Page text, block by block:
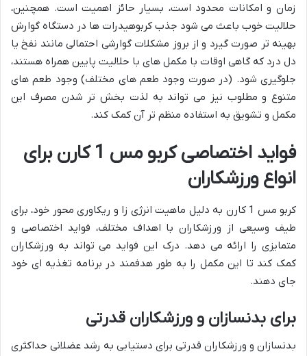
زمان و امکانات محدود است، بسیار حائز اهمیت است. همچنین،
حلالیت خوب باعث می شود جذب کربوهیدرات ها در دستگاه گوارش
بهینه تر صورت گیرد و از بروز مشکلات گوارشی احتمالی مانند نفخ یا
دل درد که گاهی اوقات با مکمل های با حلالیت پایین همراه هستند،
جلوگیری شود. (در صورت وجود طعم های مختلف) وجود طعم های
متنوع و مطلوب نیز می تواند به لذت بخش تر شدن مصرف این
مکمل و تشویق به استفاده منظم تر آن کمک کند.
فواید اختصاصی کربو مس 1 کارن برای
انواع ورزشکاران
کربو مس 1 کارن به دلیل ماهیت انرژی زا و ریکاوری محور خود، برای
طیف وسیعی از ورزشکاران با اهداف مختلف، فواید اختصاصی و
متمایزی را ارائه می دهد. درک این فواید می تواند به ورزشکاران
کمک کند تا این مکمل را به طور هدفمند در برنامه تغذیه ای خود
جای دهند.
برای بدنسازان و ورزشکاران قدرتی
بدنسازان و ورزشکاران قدرتی برای دستیابی به رشد عضلانی حداکثری